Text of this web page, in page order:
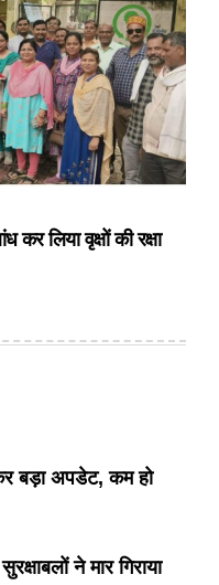
कर लिया वृक्षों की रक्षा
बड़ा अपडेट, कम हो
ने मार गिराया